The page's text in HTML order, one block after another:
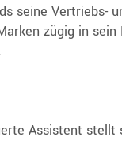
seine Vertriebs-
zügig in
Assistent stellt